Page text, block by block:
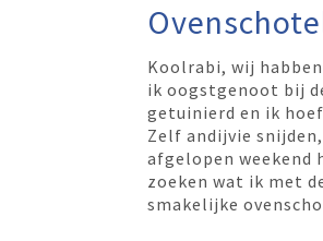
Koolrabi, wij
ik oogstgenoot bij
getuinierd en ik
Zelf andijvie
afgelopen weekend
zoeken wat ik met
smakelijke